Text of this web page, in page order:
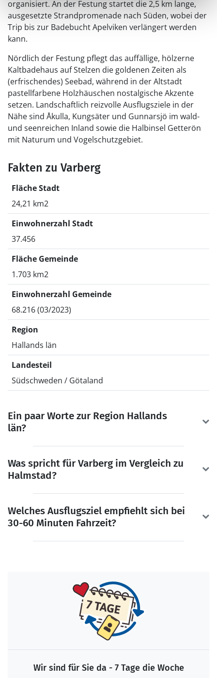
organisiert. An der Festung startet die 2,5 km lange,
ausgesetzte Strandpromenade nach Süden, wobei der
Trip bis zur Badebucht Apelviken verlängert werden
kann.
Nördlich der Festung pflegt das auffällige, hölzerne
Kaltbadehaus auf Stelzen die goldenen Zeiten als
(erfrischendes) Seebad, während in der Altstadt
pastellfarbene Holzhäuschen nostalgische Akzente
setzen. Landschaftlich reizvolle Ausflugsziele in der
Nähe sind Åkulla, Kungsäter und Gunnarsjö im wald-
und seenreichen Inland sowie die Halbinsel Getterön
mit Naturum und Vogelschutzgebiet.
Fakten zu Varberg
Fläche Stadt
24,21 km2
Einwohnerzahl Stadt
37.456
Fläche Gemeinde
1.703 km2
Einwohnerzahl Gemeinde
68.216 (03/2023)
Region
Hallands län
Landesteil
Südschweden / Götaland
Ein paar Worte zur Region Hallands
län?
Was spricht für Varberg im Vergleich zu
Halmstad?
Welches Ausflugsziel empfiehlt sich bei
30-60 Minuten Fahrzeit?
Wir sind für Sie da - 7 Tage die Woche